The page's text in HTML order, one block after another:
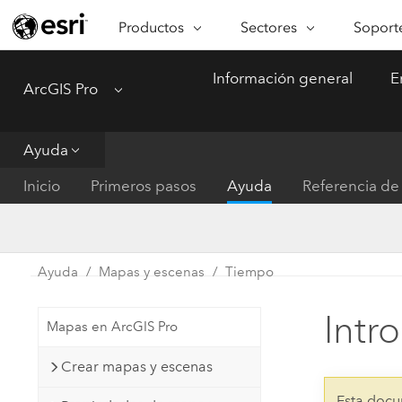
Productos
ARCGIS
Plataforma completa de
ArcGIS Pro
Sistema fundamental para SIG y
Sectores
SECTORES
Conservación
Servicios públicos de
Salud y servicios humanos
Gobierno nacional
ArcGIS Pro Menu
Información general
Ayuda
Inicio
Primeros pasos Ayuda Referencia
Ayuda Mapas y escenas Tiempo
Mapas en ArcGIS Pro
Crear mapas y escenas